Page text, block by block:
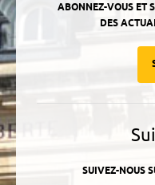
ABONNEZ-VOUS ET
DES
SUIVEZ-NOUS